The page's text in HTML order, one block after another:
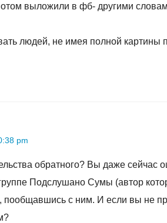
выложили в фб- другими
людей, не имея полной картины
pm
обратного? Вы даже сейчас
Подслушано Сумы (автор
пообщавшись с ним. И если вы не